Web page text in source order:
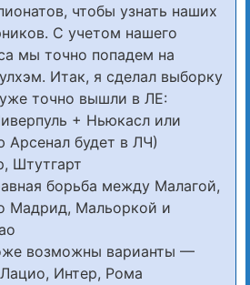
чтобы узнать наших
С учетом нашего
мы точно попадем на
Итак, я сделал выборку
точно вышли в ЛЕ:
+ Ньюкасл или
Арсенал будет в ЛЧ)
Штутгарт
борьба между Малагой,
Мадрид, Мальоркой и
возможны варианты —
Интер, Рома